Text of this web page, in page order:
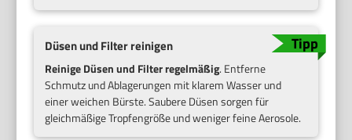
Düsen und Filter reinigen
Reinige Düsen und Filter regelmäßig. Entferne
Schmutz und Ablagerungen mit klarem Wasser und
einer weichen Bürste. Saubere Düsen sorgen für
gleichmäßige Tropfengröße und weniger feine Aerosole.